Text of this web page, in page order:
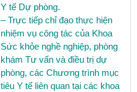
Y tế Dự phòng.
– Trực tiếp chỉ đạo thực hiện
nhiệm vụ công tác của Khoa
Sức khỏe nghề nghiệp, phòng
khám Tư vấn và điều trị dự
phòng, các Chương trình mục
tiêu Y tế liên quan tại các khoa